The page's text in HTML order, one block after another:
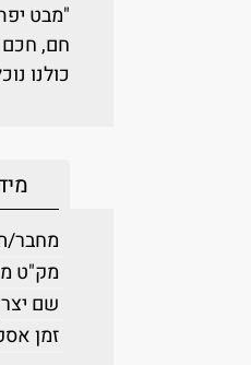
"מבט
חם, חכם
כולנו
מחבר/
מק"ט
שם
זמן